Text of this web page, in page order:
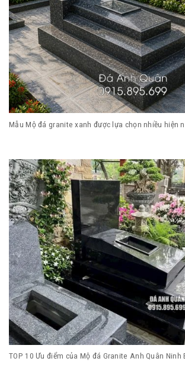
Mẫu Mộ đá granite xanh được lựa chọn nhiều hiện
TOP 10 Ưu điểm của Mộ đá Granite Anh Quân Ninh